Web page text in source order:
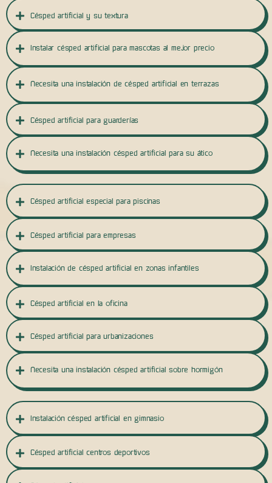
Césped artificial y su textura
Instalar césped artificial para mascotas al mejor precio
Necesita una instalación de césped artificial en terrazas
Césped artificial para guarderías
Necesita una instalación césped artificial para su ático
Césped artificial especial para piscinas
Césped artificial para empresas
Instalación de césped artificial en zonas infantiles
Césped artificial en la oficina
Césped artificial para urbanizaciones
Necesita una instalación césped artificial sobre hormigón
Instalación césped artificial en gimnasio
Césped artificial centros deportivos